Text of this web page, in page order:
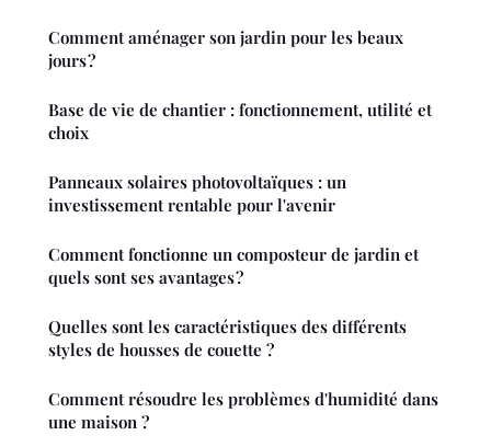
Comment aménager son jardin pour les beaux
jours ?
Base de vie de chantier : fonctionnement, utilité et
choix
Panneaux solaires photovoltaïques : un
investissement rentable pour l'avenir
Comment fonctionne un composteur de jardin et
quels sont ses avantages ?
Quelles sont les caractéristiques des différents
styles de housses de couette ?
Comment résoudre les problèmes d'humidité dans
une maison ?